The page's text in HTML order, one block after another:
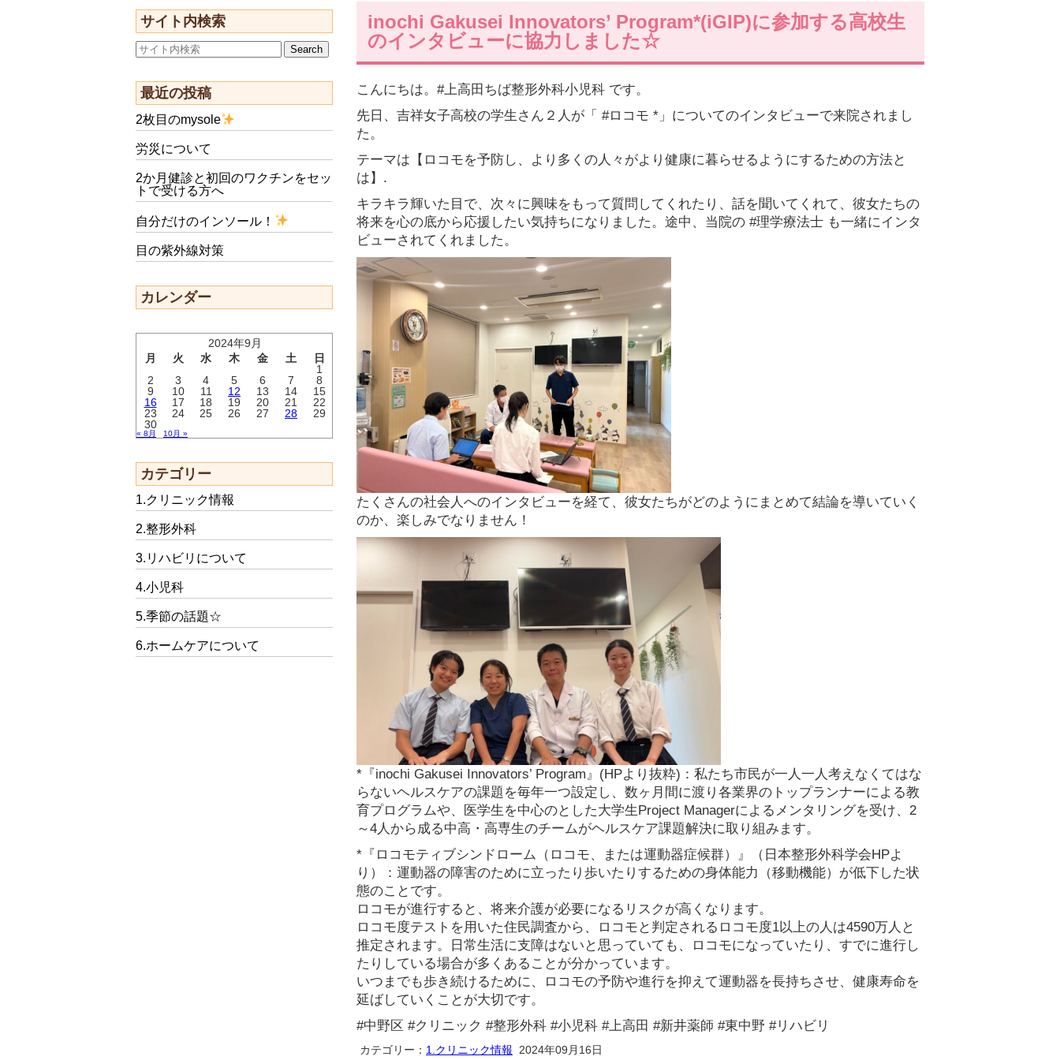
サイト内検索
最近の投稿
2枚目のmysole
労災について
2か月健診と初回のワクチンをセッ
トで受ける方へ
自分だけのインソール！
目の紫外線対策
カレンダー
2024年9月
月
火 水 木 金 土
日
1
2
3 4 5 6 7
8
9
10 11 12 13 14
15
16
17 18 19 20 21
22
23
24 25 26 27 28
29
30
« 8月 10月 »
カテゴリー
1.クリニック情報
2.整形外科
3.リハビリについて
4.小児科
5.季節の話題☆
6.ホームケアについて
inochi Gakusei Innovators’ Program*(iGIP)に参加する高校生
のインタビューに協力しました☆
こんにちは。#上高田ちば整形外科小児科 です。
先日、吉祥女子高校の学生さん２人が「 #ロコモ *」についてのインタビューで来院されまし
た。
テーマは【ロコモを予防し、より多くの人々がより健康に暮らせるようにするための方法と
は】.
キラキラ輝いた目で、次々に興味をもって質問してくれたり、話を聞いてくれて、彼女たちの
将来を心の底から応援したい気持ちになりました。途中、当院の #理学療法士 も一緒にインタ
ビューされてくれました。
たくさんの社会人へのインタビューを経て、彼女たちがどのようにまとめて結論を導いていく
のか、楽しみでなりません！
*『inochi Gakusei Innovators’ Program』(HPより抜粋)：私たち市民が一人一人考えなくてはな
らないヘルスケアの課題を毎年一つ設定し、数ヶ月間に渡り各業界のトップランナーによる教
育プログラムや、医学生を中心のとした大学生Project Managerによるメンタリングを受け、2
～4人から成る中高・高専生のチームがヘルスケア課題解決に取り組みます。
*『ロコモティブシンドローム（ロコモ、または運動器症候群）』（日本整形外科学会HPよ
り）：運動器の障害のために立ったり歩いたりするための身体能力（移動機能）が低下した状
態のことです。
ロコモが進行すると、将来介護が必要になるリスクが高くなります。
ロコモ度テストを用いた住民調査から、ロコモと判定されるロコモ度1以上の人は4590万人と
推定されます。日常生活に支障はないと思っていても、ロコモになっていたり、すでに進行し
たりしている場合が多くあることが分かっています。
いつまでも歩き続けるために、ロコモの予防や進行を抑えて運動器を長持ちさせ、健康寿命を
延ばしていくことが大切です。
#中野区 #クリニック #整形外科 #小児科 #上高田 #新井薬師 #東中野 #リハビリ
カテゴリー： 1.クリニック情報 2024年09月16日